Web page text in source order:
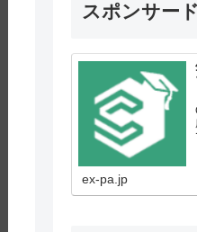
スポンサー
ex-pa.jp